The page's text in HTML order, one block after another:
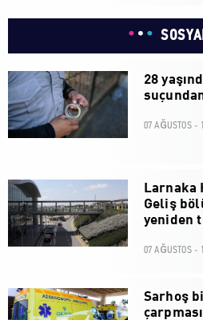
28
07 AĞUSTOS -
Larnaka
Geliş
yeniden
07 AĞUSTOS -
Sarhoş